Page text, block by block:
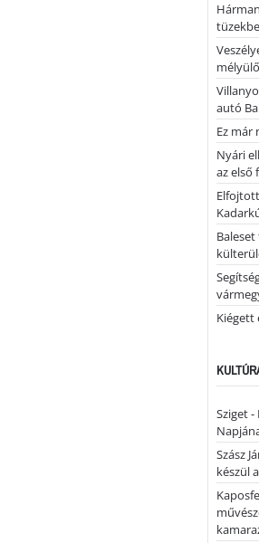
autó
Ez már
Nyári
az első
Kiégett
Sziget
Szász
készül